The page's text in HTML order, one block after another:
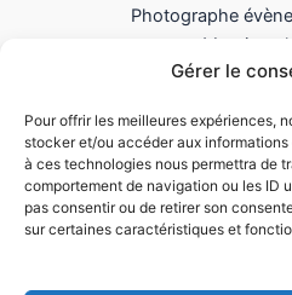
Gérer le
Pour offrir les meilleures expériences,
stocker et/ou accéder aux
à ces technologies nous permettra de
comportement de navigation ou les ID
pas consentir ou de retirer son
sur certaines caractéristiques et
Photographe
Mentions
Mes
Politique de